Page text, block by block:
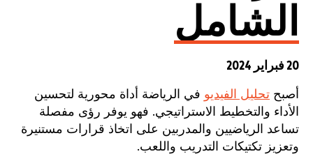
الشامل
20 فبراير 2024
أصبح تحليل الفيديو في الرياضة أداة محورية لتحسين
الأداء والتخطيط الاستراتيجي. فهو يوفر رؤى مفصلة
تساعد الرياضيين والمدربين على اتخاذ قرارات مستنيرة
وتعزيز تكتيكات التدريب واللعب.